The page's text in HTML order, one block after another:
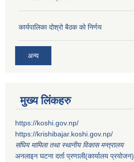
कार्यपालिका दोश्रो बैठक को निर्णय
अन्य
मुख्य लिंकहरु
https://koshi.gov.np/
https://krishibajar.koshi.gov.np/
संघिय मामिला तथा स्थानीय विकास मन्त्रालय
अनलाइन घटना दर्ता प्रणाली(कार्यालय प्रयोजन)